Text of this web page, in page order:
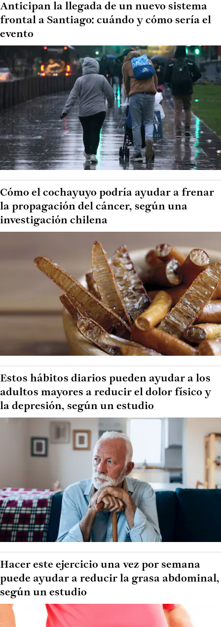
Anticipan la llegada de un nuevo sistema
frontal a Santiago: cuándo y cómo sería el
evento
Cómo el cochayuyo podría ayudar a frenar
la propagación del cáncer, según una
investigación chilena
Estos hábitos diarios pueden ayudar a los
adultos mayores a reducir el dolor físico y
la depresión, según un estudio
Hacer este ejercicio una vez por semana
puede ayudar a reducir la grasa abdominal,
según un estudio